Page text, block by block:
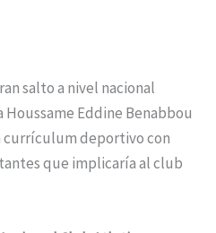
salto a nivel nacional
Eddine Benabbou
currículum deportivo con
que implicaría al club